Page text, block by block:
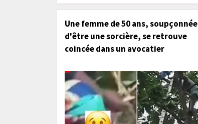
Une femme de 50 ans, soupçonnée
d'être une sorcière, se retrouve
coincée dans un avocatier